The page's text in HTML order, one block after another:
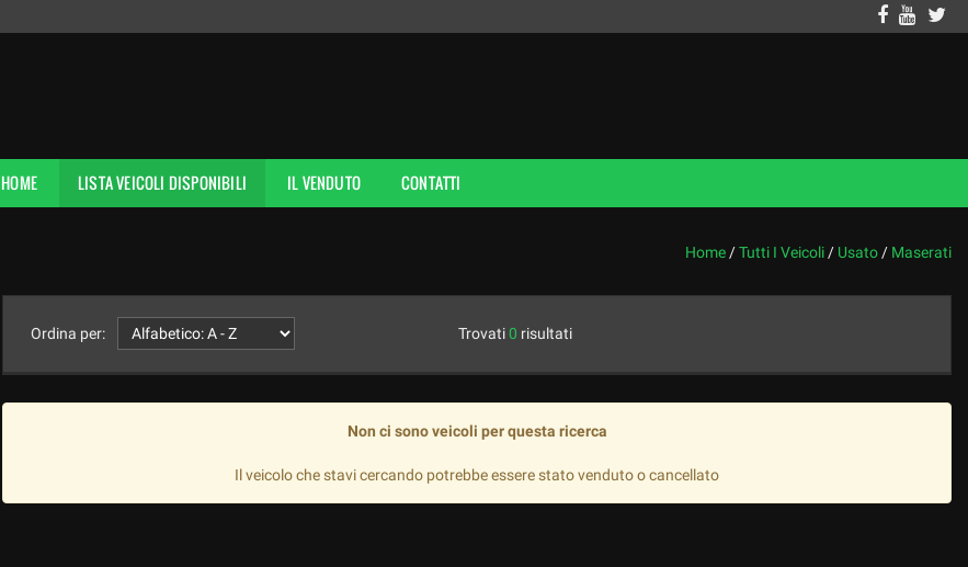
HOME LISTA VEICOLI DISPONIBILI IL VENDUTO CONTATTI
Home /Tutti I Veicoli / Usato / Maserati
Ordina per: Trovati0 risultati
Non ci sono veicoli per questa ricerca
Il veicolo che stavi cercando potrebbe essere stato venduto o cancellato